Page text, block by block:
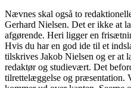
Nævnes skal også to
Gerhard Nielsen. Det er ikke at
afgørende. Heri ligger en
Hvis du har en god ide til et
tilskrives Jakob Nielsen og er at
redaktør og studievært. Det
tilrettelæggelse og præsentation.